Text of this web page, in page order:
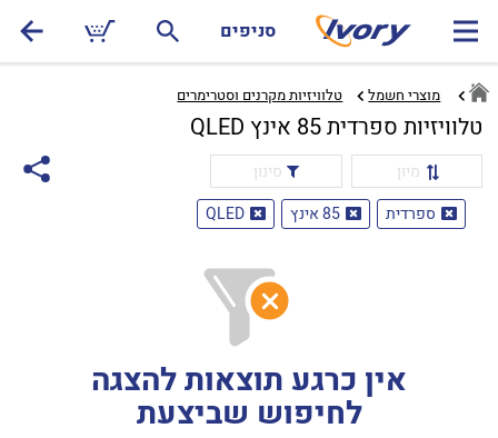
סניפים
מוצרי חשמל טלוויזיות מקרנים וסטרימרים‏
טלוויזיות ספרדית 85 אינץ QLED
מיון
סינון
ספרדית
85 אינץ QLED
אין כרגע תוצאות להצגה
לחיפוש שביצעת